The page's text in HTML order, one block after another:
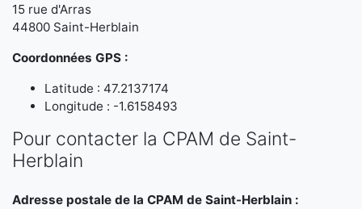
15 rue d'Arras
44800 Saint-Herblain
Coordonnées GPS :
Latitude : 47.2137174
Longitude : -1.6158493
Pour contacter la CPAM de Saint-
Herblain
Adresse postale de la CPAM de Saint-Herblain :